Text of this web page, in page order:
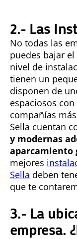
2.- Las
No todas las
puedes bajar
nivel de
tienen un
disponen de
espaciosos
compañías
Sella cuentan
y modernas
aparcamiento
mejores
Sella deben
que te
3.- La
empresa.